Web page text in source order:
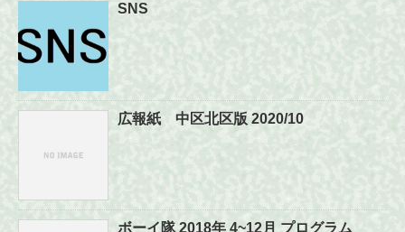
SNS
広報紙 中区北区版 2020/10
ボーイ隊 2018年 4~12月 プログラム